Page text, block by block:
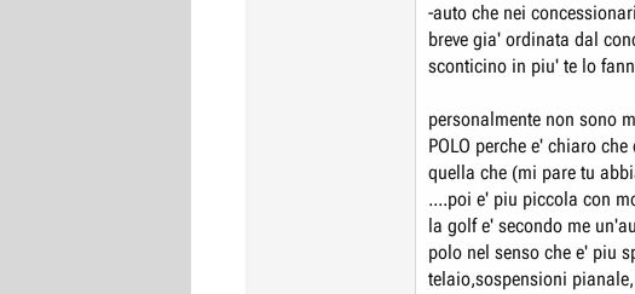
-auto che nei
breve gia' ordinata dal
sconticino in piu' te lo
personalmente non sono
POLO perche e' chiaro
quella che (mi pare tu
....poi e' piu piccola con
la golf e' secondo me
polo nel senso che e' piu
telaio,sospensioni